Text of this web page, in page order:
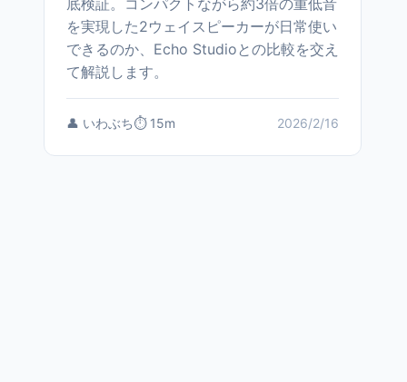
底検証。コンパクトながら約3倍の重低音
を実現した2ウェイスピーカーが日常使い
できるのか、Echo Studioとの比較を交え
て解説します。
👤 いわぶち⏱️ 15m 2026/2/16